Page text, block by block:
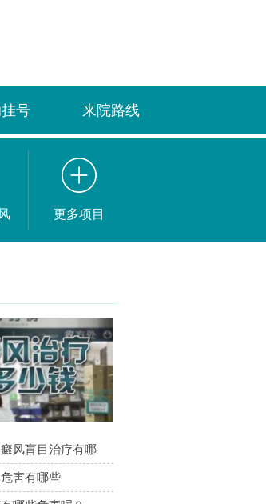
号 来院路线
更多项目
风盲目治疗有哪
害有哪些